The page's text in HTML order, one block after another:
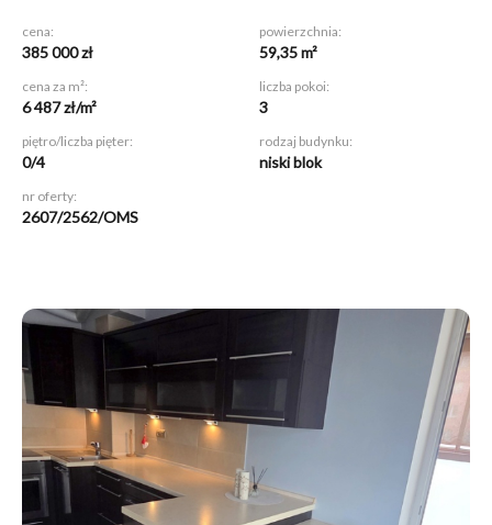
cena:
385 000 zł
powierzchnia:
59,35 m²
cena za m²:
6 487 zł/m²
liczba pokoi:
3
piętro/liczba pięter:
0/4
rodzaj budynku:
niski blok
nr oferty:
2607/2562/OMS